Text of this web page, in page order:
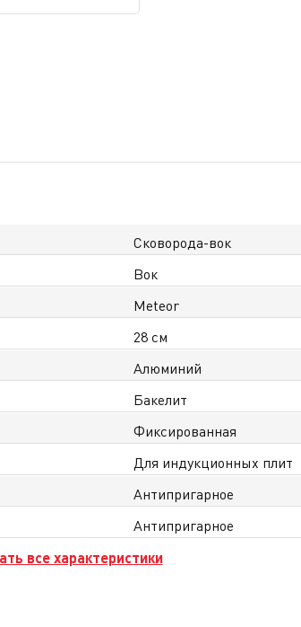
Сковорода-вок
Вок
Meteor
28 см
Алюминий
Бакелит
Фиксированная
Для индукционных плит
Антипригарное
Антипригарное
все характеристики